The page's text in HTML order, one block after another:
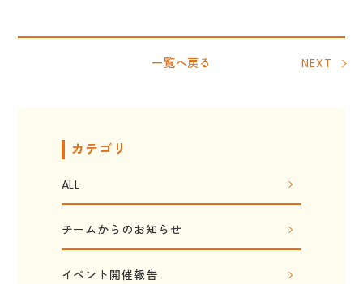
一覧へ戻る NEXT
カテゴリ
ALL
チームからのお知らせ
イベント開催報告